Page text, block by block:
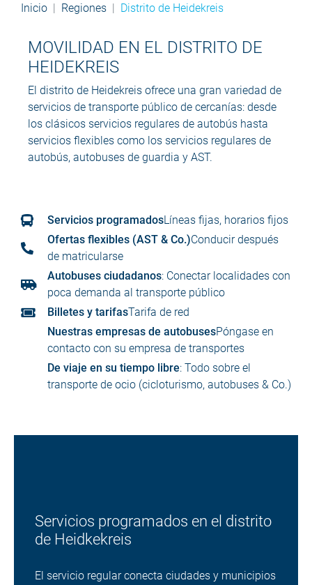
Inicio Regiones Distrito de Heidekreis
MOVILIDAD EN EL DISTRITO DE
HEIDEKREIS
El distrito de Heidekreis ofrece una gran variedad de
servicios de transporte público de cercanías: desde
los clásicos servicios regulares de autobús hasta
servicios flexibles como los servicios regulares de
autobús, autobuses de guardia y AST.
Servicios programadosLíneas fijas, horarios fijos
Ofertas flexibles (AST & Co.)Conducir después
de matricularse
Autobuses ciudadanos: Conectar localidades con
poca demanda al transporte público
Billetes y tarifasTarifa de red
Nuestras empresas de autobusesPóngase en
contacto con su empresa de transportes
De viaje en su tiempo libre: Todo sobre el
transporte de ocio (cicloturismo, autobuses & Co.)
Servicios programados en el distrito
de Heidkekreis
El servicio regular conecta ciudades y municipios